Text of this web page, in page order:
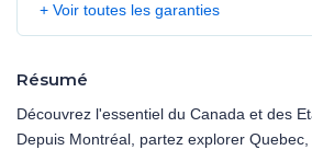
+ Voir toutes les garanties
Résumé
Découvrez l'essentiel du Canada et des
Depuis Montréal, partez explorer